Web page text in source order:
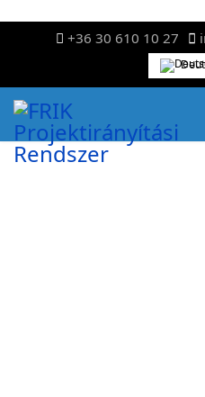
+36 30 610 10 27